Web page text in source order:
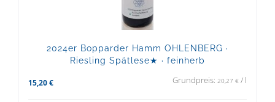
2024er Bopparder Hamm OHLENBERG ·
Riesling Spätlese★ · feinherb
15,20 € Grundpreis: 20,27 € / l